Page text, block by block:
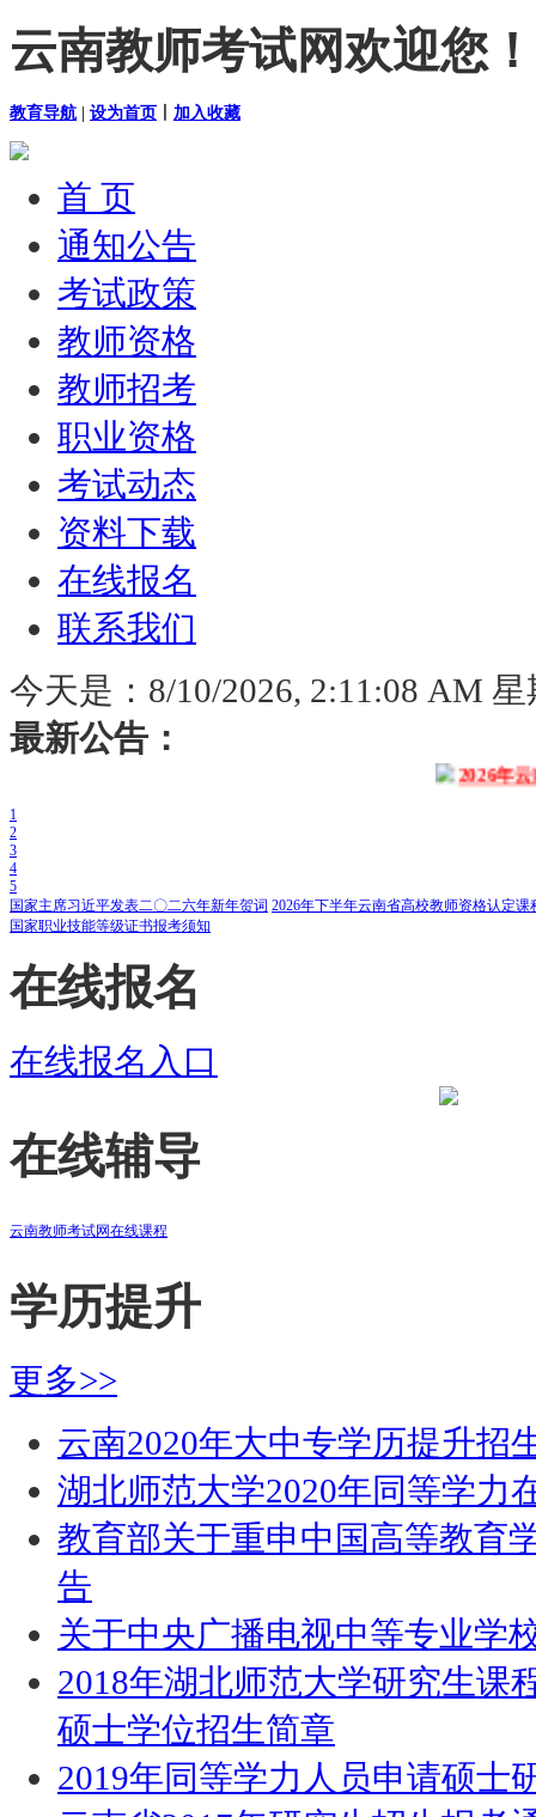
云南教师考试网欢迎您！
教育导航 | 设为首页 加入收藏
首 页
通知公告
考试政策
教师资格
教师招考
职业资格
考试动态
资料下载
在线报名
联系我们
今天是： 8/10/2026, 2:11:09 AM
最新公告：
2026年云南
1
2
3
4
5
国家主席习近平发表二〇二六年新年贺词 2026年下半年云南省高校教师资格认定课
国家职业技能等级证书报考须知
在线报名
在线报名入口
在线辅导
云南教师考试网在线课程
学历提升
更多>>
云南2020年大中专学历提升招
湖北师范大学2020年同等学力
教育部关于重申中国高等教育
告
关于中央广播电视中等专业学
2018年湖北师范大学研究生课
硕士学位招生简章
2019年同等学力人员申请硕士